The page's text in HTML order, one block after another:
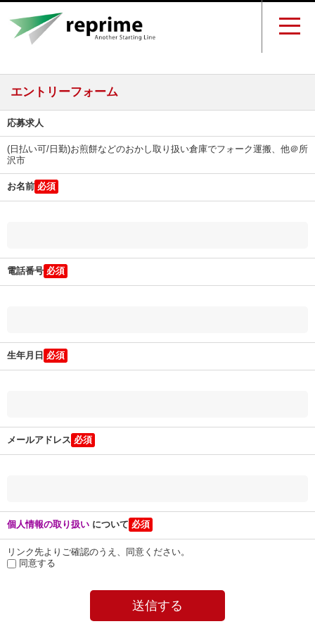
エントリーフォーム
応募求人
(日払い可/日勤)お煎餅などのおかし取り扱い倉庫でフォーク運搬、他＠所
沢市
お名前
電話番号
生年月日
メールアドレス
個人情報の取り扱い について
リンク先よりご確認のうえ、同意ください。
同意する